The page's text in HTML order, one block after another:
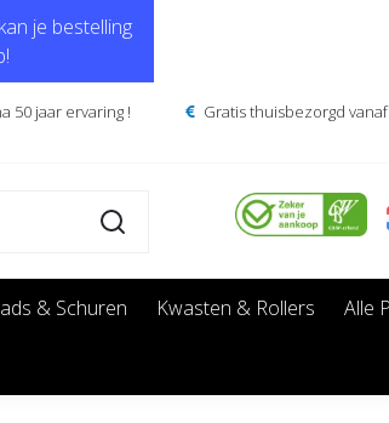
je bestelling
50 jaar ervaring ! Gratis thuisbezorgd
& Schuren Kwasten & Rollers Alle